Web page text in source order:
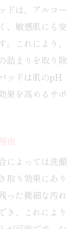
ドは、アルコー
、敏感肌にも安
これにより、
詰まりを取り除
ッドは肌のpH
果を高めるサポ
由
によっては洗顔
取り効果にあり
った微細な汚れ
き、これにより